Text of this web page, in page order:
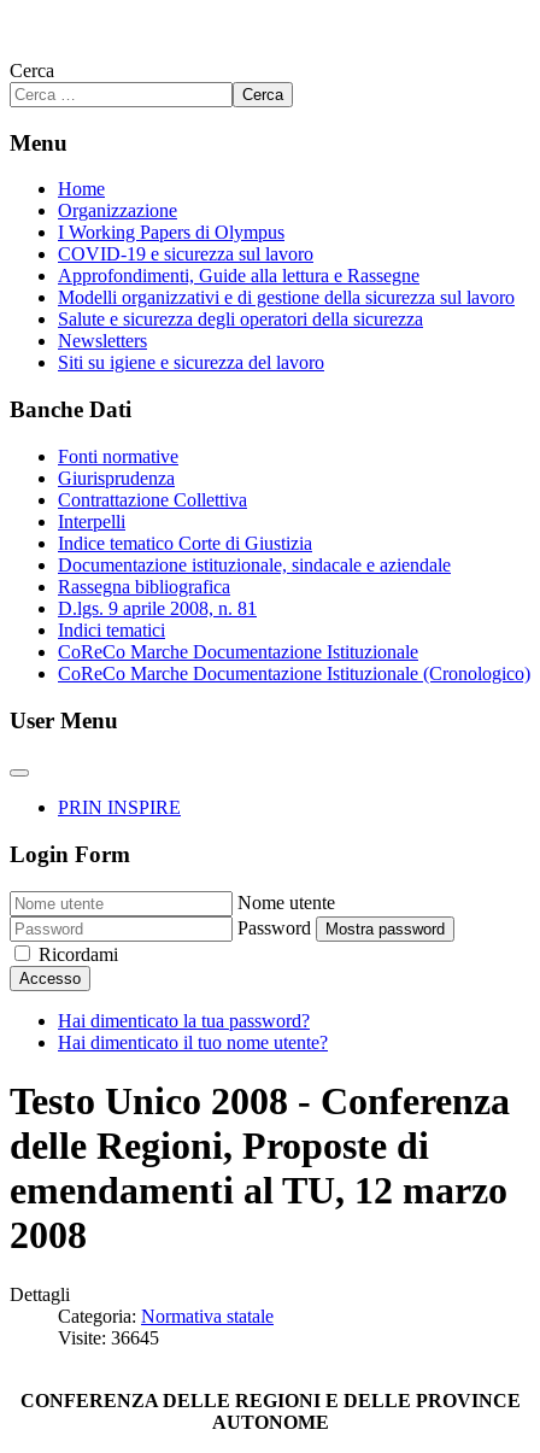
Cerca
Cerca
Menu
Home
Organizzazione
I Working Papers di Olympus
COVID-19 e sicurezza sul lavoro
Approfondimenti, Guide alla lettura e Rassegne
Modelli organizzativi e di gestione della sicurezza sul lavoro
Salute e sicurezza degli operatori della sicurezza
Newsletters
Siti su igiene e sicurezza del lavoro
Banche Dati
Fonti normative
Giurisprudenza
Contrattazione Collettiva
Interpelli
Indice tematico Corte di Giustizia
Documentazione istituzionale, sindacale e aziendale
Rassegna bibliografica
D.lgs. 9 aprile 2008, n. 81
Indici tematici
CoReCo Marche Documentazione Istituzionale
CoReCo Marche Documentazione Istituzionale (Cronologico)
User Menu
PRIN INSPIRE
Login Form
Nome utente
Password
Mostra password
Ricordami
Accesso
Hai dimenticato la tua password?
Hai dimenticato il tuo nome utente?
Testo Unico 2008 - Conferenza
delle Regioni, Proposte di
emendamenti al TU, 12 marzo
2008
Dettagli
Categoria: Normativa statale
Visite: 36645
CONFERENZA DELLE REGIONI E DELLE PROVINCE
AUTONOME